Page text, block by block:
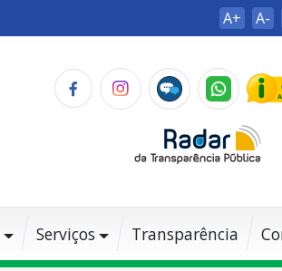
A+ A-
Serviços Transparência